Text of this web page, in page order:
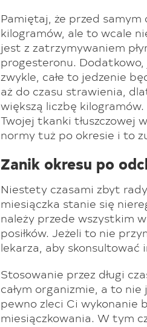
Pamiętaj, że przed
kilogramów, ale to wcale
jest z zatrzymywaniem
progesteronu.
zwykle, całe to jedzenie
aż do czasu strawienia,
większą liczbę
Twojej tkanki tłuszczowej
normy tuż po okresie i to
Zanik okresu po
Niestety czasami zbyt
miesiączka stanie się
należy przede wszystkim
posiłków. Jeżeli to nie
lekarza, aby skonsultować
Stosowanie przez długi
całym organizmie, a to
pewno zleci Ci wykonanie
miesiączkowania. W tym